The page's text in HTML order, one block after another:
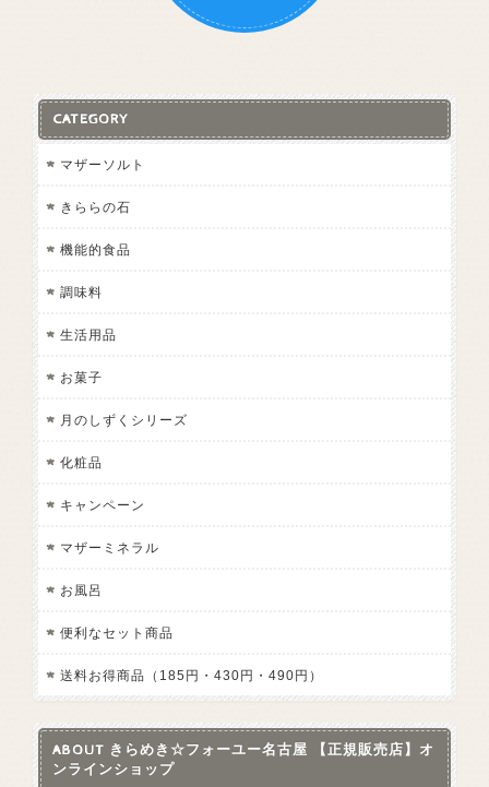
CATEGORY
マザーソルト
きららの石
機能的食品
調味料
生活用品
お菓子
月のしずくシリーズ
化粧品
キャンペーン
マザーミネラル
お風呂
便利なセット商品
送料お得商品（185円・430円・490円）
ABOUT きらめき☆フォーユー名古屋 【正規販売店】オ
ンラインショップ